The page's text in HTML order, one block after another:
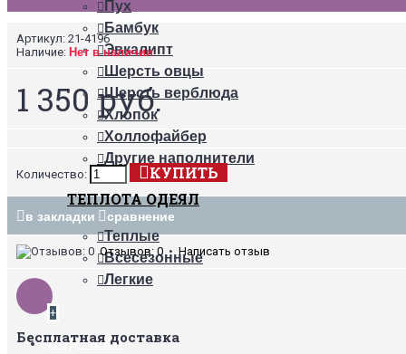
Пух
Бамбук
Эвкалипт
Шерсть овцы
Шерсть верблюда
Хлопок
Холлофайбер
Другие наполнители
ТЕПЛОТА ОДЕЯЛ
Теплые
Всесезонные
Легкие
+
ПОДУШКИ
Артикул: 21-4196
Наличие: Нет в наличии
1 350 руб.
Количество: КУПИТЬ
в закладки сравнение
Отзывов: 0 • Написать отзыв
Бесплатная доставка